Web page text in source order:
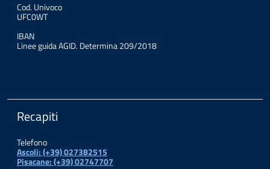
Cod. Univoco
UFC0WT
IBAN
Linee guida AGID. Determina 209/2018
Recapiti
Telefono
Ascoli: (+39) 027382515
Pisacane: (+39) 02747707